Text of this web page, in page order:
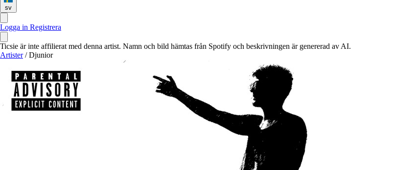
sv
Logga in Registrera
Ticsie är inte affilierat med denna artist. Namn och bild hämtas från Spotify och beskrivningen är genererad av AI.
Artister / Djunior